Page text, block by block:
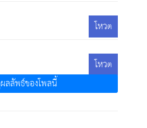
โหวต
โหวต
ลลัพธ์ของโพลนี้